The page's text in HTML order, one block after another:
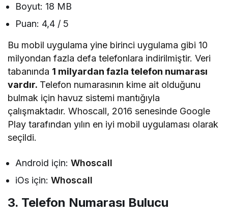
Boyut: 18 MB
Puan: 4,4 / 5
Bu mobil uygulama yine birinci uygulama gibi 10
milyondan fazla defa telefonlara indirilmiştir. Veri
tabanında 1 milyardan fazla telefon numarası
vardır. Telefon numarasının kime ait olduğunu
bulmak için havuz sistemi mantığıyla
çalışmaktadır. Whoscall, 2016 senesinde Google
Play tarafından yılın en iyi mobil uygulaması olarak
seçildi.
Android için:Whoscall
iOs için:Whoscall
3. Telefon Numarası Bulucu